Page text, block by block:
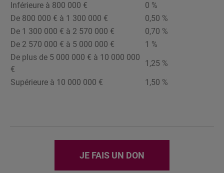
Inférieure à 800 000 €
0 %
De 800 000 € à 1 300 000 €
0,50 %
De 1 300 000 € à 2 570 000 €
0,70 %
De 2 570 000 € à 5 000 000 €
1 %
De plus de 5 000 000 € à 10 000 000
€
1,25 %
Supérieure à 10 000 000 €
1,50 %
JE FAIS UN DON